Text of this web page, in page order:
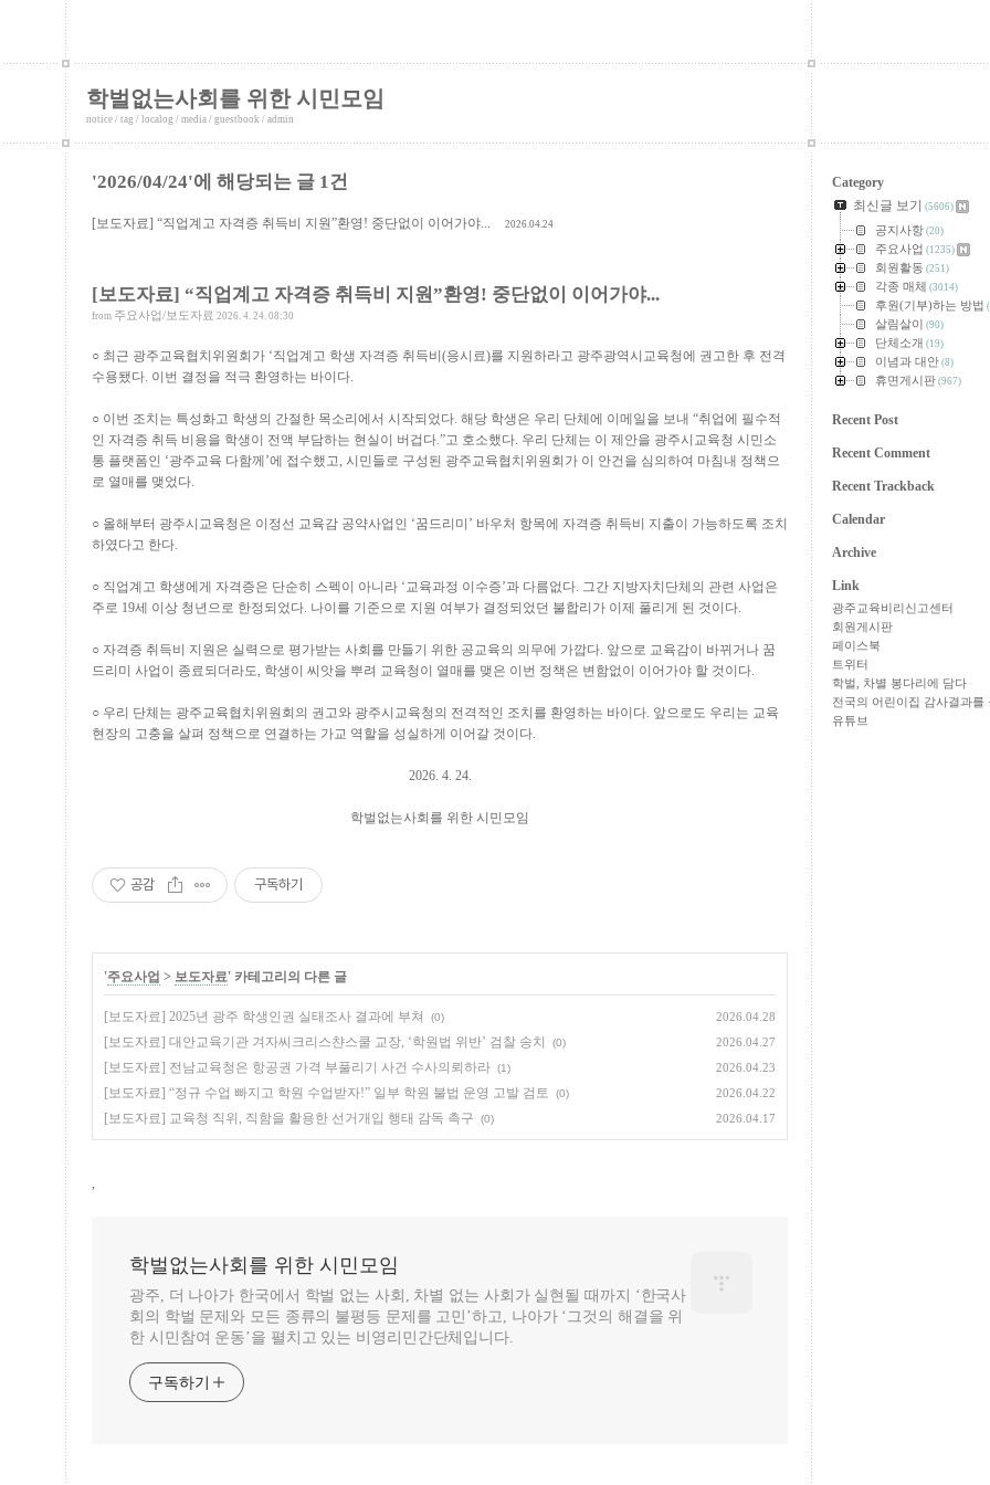
학벌없는사회를 위한 시민모임
notice / tag / localog / media / guestbook / admin
'2026/04/24'에 해당되는 글 1건
[보도자료] “직업계고 자격증 취득비 지원”환영! 중단없이 이어가야... 2026.04.24
[보도자료] “직업계고 자격증 취득비 지원”환영! 중단없이 이어가야...
from 주요사업/보도자료 2026. 4. 24. 08:30
○ 최근 광주교육협치위원회 가 ‘직업계고 학생 자격증 취득비 (응시료)를 지원하라고 광주광역시교육청에 권고한 후 전격
수용됐다. 이번 결정을 적극 환영하는 바이다.
○ 이번 조치는 특성화고 학생의 간절한 목소리에서 시작되었다. 해당 학생은 우리 단체에 이메일을 보내 “취업에 필수적
인 자격증 취득 비용을 학생이 전액 부담하는 현실이 버겁다.”고 호소했다. 우리 단체는 이 제안을 광주시교육청 시민소
통 플랫폼인 ‘광주교육 다함께 ’에 접수했고, 시민들로 구성된 광주교육협치위원회가 이 안건을 심의하여 마침내 정책으
로 열매를 맺었다.
○ 올해부터 광주시교육청은 이정선 교육감 공약사업인 ‘꿈드리미 ’ 바우처 항목에 자격증 취득비 지출이 가능하도록 조치
하였다고 한다.
○ 직업계고 학생에게 자격증은 단순히 스펙이 아니라 ‘교육과정 이수증’과 다름없다. 그간 지방자치단체의 관련 사업은
주로 19세 이상 청년으로 한정되었다. 나이를 기준으로 지원 여부가 결정되었던 불합리가 이제 풀리게 된 것이다.
○ 자격증 취득비 지원은 실력으로 평가받는 사회를 만들기 위한 공교육의 의무에 가깝다. 앞으로 교육감이 바뀌거나 꿈
드리미 사업이 종료되더라도, 학생이 씨앗을 뿌려 교육청이 열매를 맺은 이번 정책은 변함없이 이어가야 할 것이다.
○ 우리 단체는 광주교육협치위원회의 권고와 광주시교육청의 전격적인 조치를 환영하는 바이다. 앞으로도 우리는 교육
현장의 고충을 살펴 정책으로 연결하는 가교 역할을 성실하게 이어갈 것이다.
2026. 4. 24.
학벌없는사회를 위한 시민모임
공감 구독하기
'주요사업 > 보도자료' 카테고리의 다른 글
[보도자료] 2025년 광주 학생인권 실태조사 결과에 부쳐 (0) 2026.04.28
[보도자료] 대안교육기관 겨자씨크리스챤스쿨 교장, ‘학원법 위반’ 검찰 송치 (0) 2026.04.27
[보도자료] 전남교육청은 항공권 가격 부풀리기 사건 수사의뢰하라 (1) 2026.04.23
[보도자료] “정규 수업 빠지고 학원 수업받자!” 일부 학원 불법 운영 고발 검토 (0) 2026.04.22
[보도자료] 교육청 직위, 직함을 활용한 선거개입 행태 감독 촉구 (0) 2026.04.17
,
학벌없는사회를 위한 시민모임
광주, 더 나아가 한국에서 학벌 없는 사회, 차별 없는 사회가 실현될 때까지 ‘한국사
회의 학벌 문제와 모든 종류의 불평등 문제를 고민’하고, 나아가 ‘그것의 해결을 위
한 시민참여 운동’을 펼치고 있는 비영리민간단체입니다.
구독하기
Category
최신글 보기
(5606)
공지사항 (20)
주요사업 (1235)
회원활동 (251)
각종 매체 (3014)
후원(기부)하는 방법
살림살이 (90)
단체소개 (19)
이념과 대안 (8)
휴면게시판 (967)
Recent Post
Recent Comment
Recent Trackback
Calendar
Archive
Link
광주교육비리신고센터
회원게시판
페이스북
트위터
학벌, 차별 봉다리에 담다
전국의 어린이집 감사결과를
유튜브